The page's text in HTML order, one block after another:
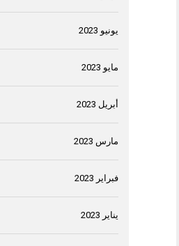
يونيو 2023
مايو 2023
أبريل 2023
مارس 2023
فبراير 2023
يناير 2023